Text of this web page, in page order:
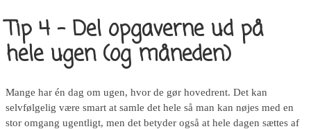
Tip 4 – Del opgaverne ud på
hele ugen (og måneden)
Mange har én dag om ugen, hvor de gør hovedrent. Det kan
selvfølgelig være smart at samle det hele så man kan nøjes med en
stor omgang ugentligt, men det betyder også at hele dagen sættes af